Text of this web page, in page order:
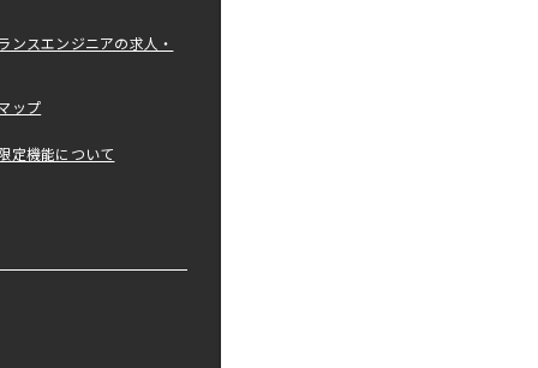
ンスエンジニアの求人・
ップ
定機能について